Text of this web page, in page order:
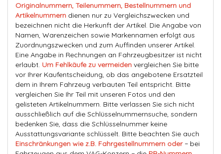
Originalnummern, Teilenummern, Bestellnummern und
Artikelnummern dienen nur zu Vergleichszwecken und
bezeichnen nicht die Herkunft der Artikel. Die Angabe von
Namen, Warenzeichen sowie Markennamen erfolgt aus
Zuordnungszwecken und zum Auffinden unserer Artikel.
Eine Angabe in Rechnungen an Fahrzeugbesitzer ist nicht
erlaubt. Um Fehlkäufe zu vermeiden vergleichen Sie bitte
vor Ihrer Kaufentscheidung, ob das angebotene Ersatzteil
dem in Ihrem Fahrzeug verbauten Teil entspricht. Bitte
vergleichen Sie Ihr Teil mit unseren Fotos und den
gelisteten Artikelnummern. Bitte verlassen Sie sich nicht
ausschließlich auf die Schlüsselnummernsuche, sondern
bedenken Sie, dass die Schlüsselnummer keine
Ausstattungsvariante schlüsselt. Bitte beachten Sie auch
Einschränkungen wie z.B. Fahrgestellnummern oder− bei